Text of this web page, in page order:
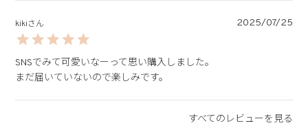
kiki 2025/07/25
SNSでみて可愛いなーって思い購入しました。
まだ届いていないので楽しみです。